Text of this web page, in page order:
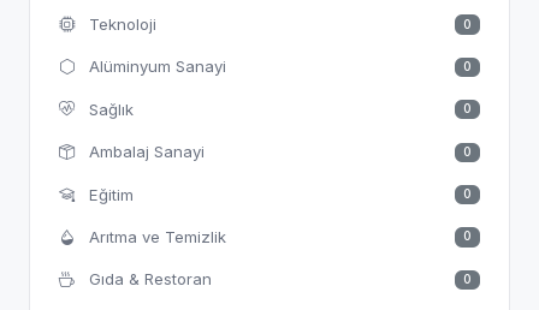
Teknoloji 0
Alüminyum Sanayi 0
Sağlık 0
Ambalaj Sanayi 0
Eğitim 0
Arıtma ve Temizlik 0
Gıda & Restoran 0